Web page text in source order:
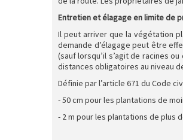
Entretien et élagage en limite de
Il peut arriver que la végétation
demande d’élagage peut être
(sauf lorsqu’il s’agit de racines
distances obligatoires au niveau
Définie par l’article 671 du Code
- 50 cm pour les plantations de
- 2 m pour les plantations de plus